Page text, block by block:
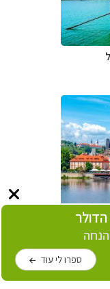
ספרו לי עוד